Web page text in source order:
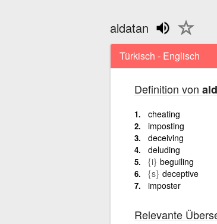
aldatan
Türkisch - Englisch
Definition von
cheating
imposting
deceiving
deluding
{i} beguiling
{s} deceptive
imposter
Relevante